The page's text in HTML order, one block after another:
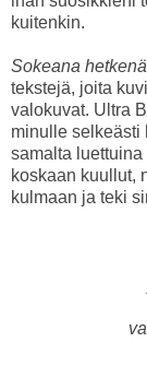
kuitenkin.
Sokeana hetkenä
tekstejä, joita
valokuvat. Ultra
minulle selkeästi
samalta
koskaan kuullut,
kulmaan ja teki